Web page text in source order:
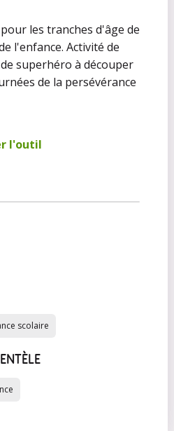
les tranches d'âge de
l'enfance. Activité de
superhéro à découper
de la persévérance
l'outil
scolaire